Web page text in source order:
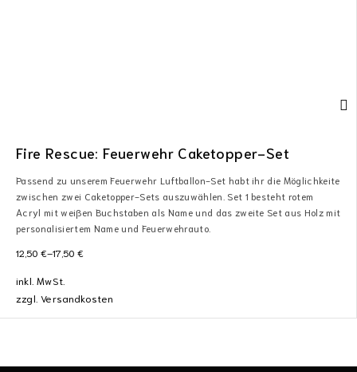
Fire Rescue: Feuerwehr Caketopper-Set
Passend zu unserem Feuerwehr Luftballon-Set habt ihr die Möglichkeite
zwischen zwei Caketopper-Sets auszuwählen. Set 1 besteht rotem
Acryl mit weißen Buchstaben als Name und das zweite Set aus Holz mit
personalisiertem Name und Feuerwehrauto.
12,50 €–17,50 €
inkl. MwSt.
zzgl.Versandkosten